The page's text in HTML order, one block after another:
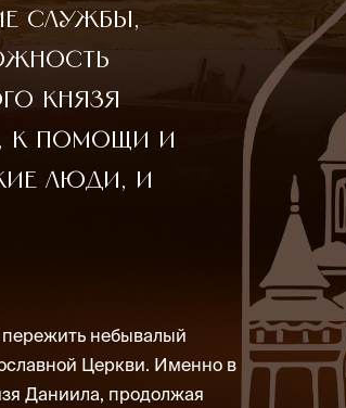
службы,
князя
к помощи и
люди, и
небывалый
Церкви. Именно в
Даниила, продолжая